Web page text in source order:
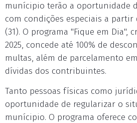
munícipio terão a oportunidade
com condições especiais a partir
(31). O programa "Fique em Dia",
2025, concede até 100% de
multas, além de parcelamento
dívidas dos contribuintes.
Tanto pessoas físicas como
oportunidade de regularizar o
munícipio. O programa oferece